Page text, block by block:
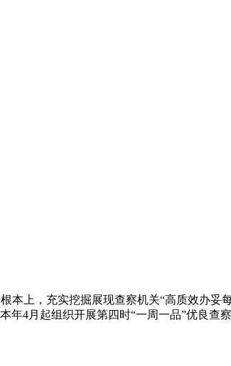
上，充实挖掘展现查察机关“高质效办妥
4月起组织开展第四时“一周一品”优良查